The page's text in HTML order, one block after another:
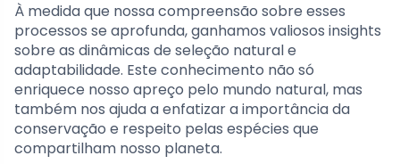
À medida que nossa compreensão sobre esses
processos se aprofunda, ganhamos valiosos insights
sobre as dinâmicas de seleção natural e
adaptabilidade. Este conhecimento não só
enriquece nosso apreço pelo mundo natural, mas
também nos ajuda a enfatizar a importância da
conservação e respeito pelas espécies que
compartilham nosso planeta.